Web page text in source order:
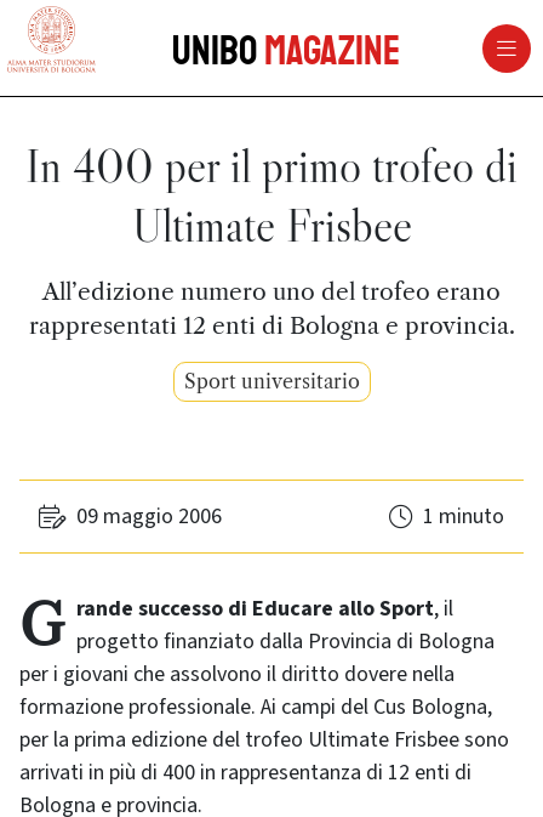
vai al contenuto della pagina
UniboMagazine
In 400 per il primo trofeo di
Ultimate Frisbee
All’edizione numero uno del trofeo erano
rappresentati 12 enti di Bologna e provincia.
Sport universitario
09 maggio 2006 1 minuto
Grande successo di Educare allo Sport, il
progetto finanziato dalla Provincia di Bologna
per i giovani che assolvono il diritto dovere nella
formazione professionale. Ai campi del Cus Bologna,
per la prima edizione del trofeo Ultimate Frisbee sono
arrivati in più di 400 in rappresentanza di 12 enti di
Bologna e provincia.